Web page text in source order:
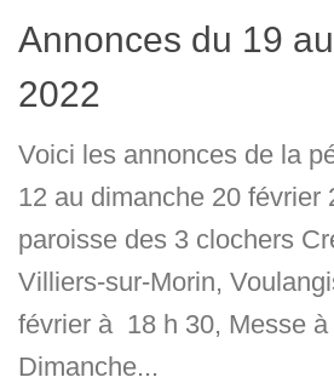
Annonces du 19
2022
Voici les annonces de la
12 au dimanche 20 février
paroisse des 3 clochers
Villiers-sur-Morin,
février à 18 h 30, Messe
Dimanche...